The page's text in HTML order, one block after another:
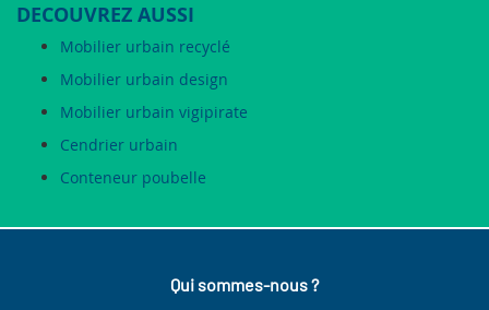
DECOUVREZ AUSSI
Mobilier urbain recyclé
Mobilier urbain design
Mobilier urbain vigipirate
Cendrier urbain
Conteneur poubelle
Qui sommes-nous ?